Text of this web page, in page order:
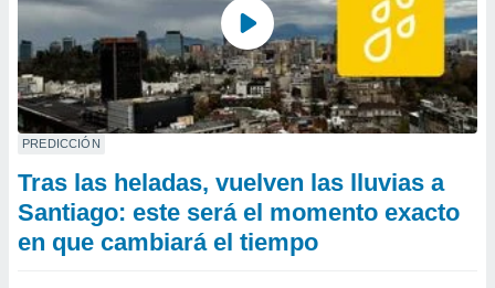
PREDICCIÓN
Tras las heladas, vuelven las lluvias a
Santiago: este será el momento exacto
en que cambiará el tiempo